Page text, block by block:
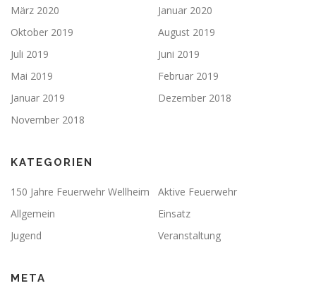
März 2020
Januar 2020
Oktober 2019
August 2019
Juli 2019
Juni 2019
Mai 2019
Februar 2019
Januar 2019
Dezember 2018
November 2018
KATEGORIEN
150 Jahre Feuerwehr Wellheim
Aktive Feuerwehr
Allgemein
Einsatz
Jugend
Veranstaltung
META